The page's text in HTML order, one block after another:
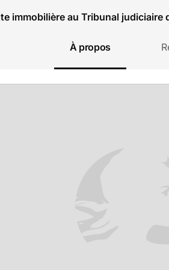
immobilière au Tribunal judiciaire
À propos